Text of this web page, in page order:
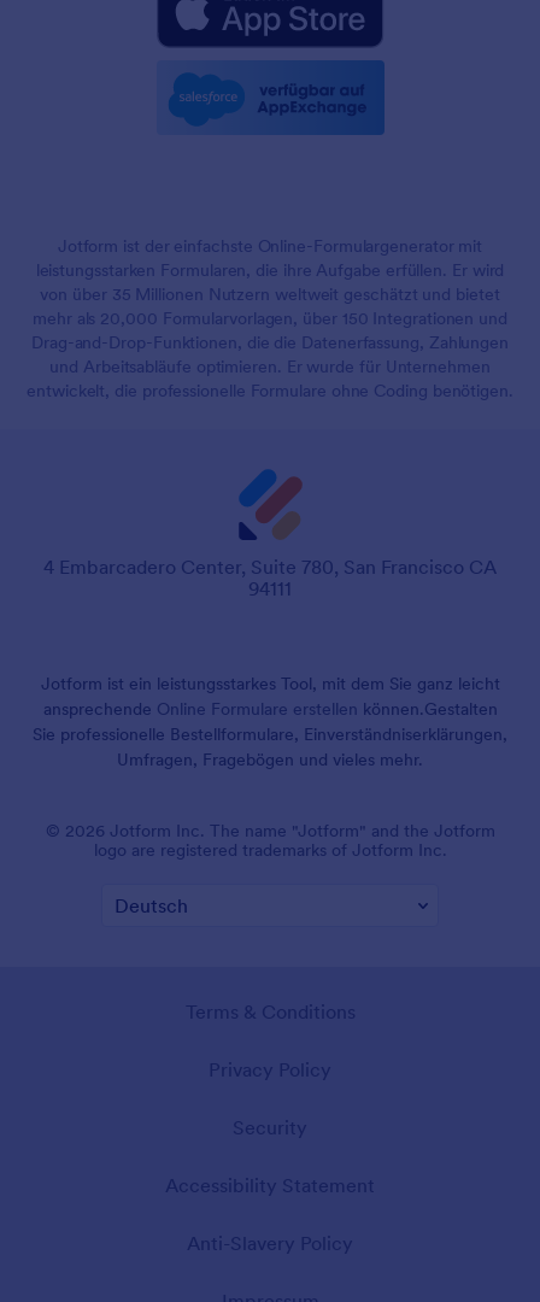
Jotform ist der einfachste Online-Formulargenerator mit
leistungsstarken Formularen, die ihre Aufgabe erfüllen. Er wird
von über 35 Millionen Nutzern weltweit geschätzt und bietet
mehr als 20,000 Formularvorlagen, über 150 Integrationen und
Drag-and-Drop-Funktionen, die die Datenerfassung, Zahlungen
und Arbeitsabläufe optimieren. Er wurde für Unternehmen
entwickelt, die professionelle Formulare ohne Coding benötigen.
4 Embarcadero Center, Suite 780, San Francisco CA
94111
Jotform ist ein leistungsstarkes Tool, mit dem Sie ganz leicht
ansprechende Online Formulare erstellen können.Gestalten
Sie professionelle Bestellformulare, Einverständniserklärungen,
Umfragen, Fragebögen und vieles mehr.
© 2026 Jotform Inc. The name "Jotform" and the Jotform
logo are registered trademarks of Jotform Inc.
Terms & Conditions
Privacy Policy
Security
Accessibility Statement
Anti-Slavery Policy